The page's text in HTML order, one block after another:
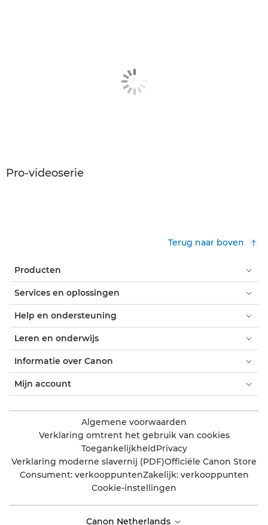
Pro-videoserie
Terug naar boven
Producten
Services en oplossingen
Help en ondersteuning
Leren en onderwijs
Informatie over Canon
Mijn account
Algemene voorwaarden
Verklaring omtrent het gebruik van cookies
ToegankelijkheidPrivacy
Verklaring moderne slavernij (PDF)Officiële Canon Store
Consument: verkooppuntenZakelijk: verkooppunten
Cookie-instellingen
Canon Netherlands